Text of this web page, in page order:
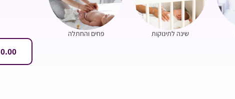
שינה לתינוקות פחים והחתלה
0.00